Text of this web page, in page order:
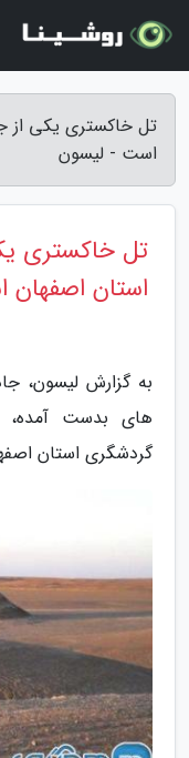
تل خاکستری یکی از
است - لیسون
تل خاکستری
استان
به گزارش لیسون،
های بدست
گردشگری استان